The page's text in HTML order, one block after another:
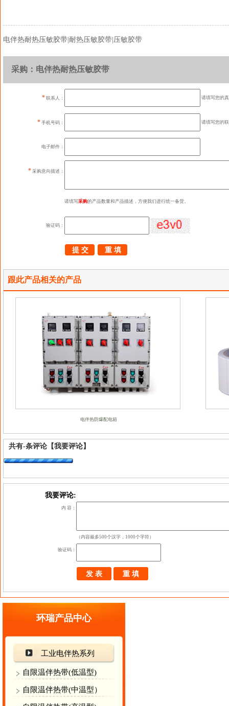
电伴热耐热压敏胶带|耐热压敏胶带|压敏胶带
采购：电伴热耐热压敏胶带
* 联系人： 请填写您的
* 手机号码： 请填写您的
电子邮件：
* 采购意向描述：
请填写采购的产品数量和产品描述，方便我们进行统一备货。
验证码：
跟此产品相关的产品
电伴热防爆配电箱
共有-条评论 【我要评论】
我要评论:
内 容：
（内容最多500个汉字，1000个字符）
验证码：
环瑞产品中心
工业电伴热系列
自限温伴热带(低温型)
自限温伴热带(中温型）